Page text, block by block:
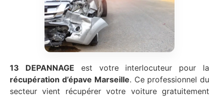
13 DEPANNAGE est votre interlocuteur pour la
récupération d’épave Marseille. Ce professionnel du
secteur vient récupérer votre voiture gratuitement